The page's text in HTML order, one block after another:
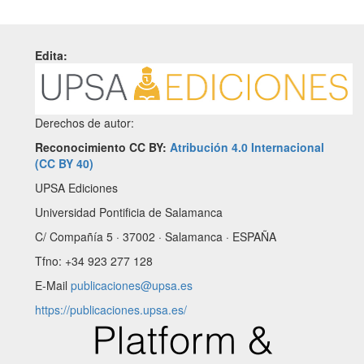
Edita:
Derechos de autor:
Reconocimiento CC BY: Atribución 4.0 Internacional
(CC BY 40)
UPSA Ediciones
Universidad Pontificia de Salamanca
C/ Compañía 5 · 37002 · Salamanca · ESPAÑA
Tfno: +34 923 277 128
E-Mail publicaciones@upsa.es
https://publicaciones.upsa.es/